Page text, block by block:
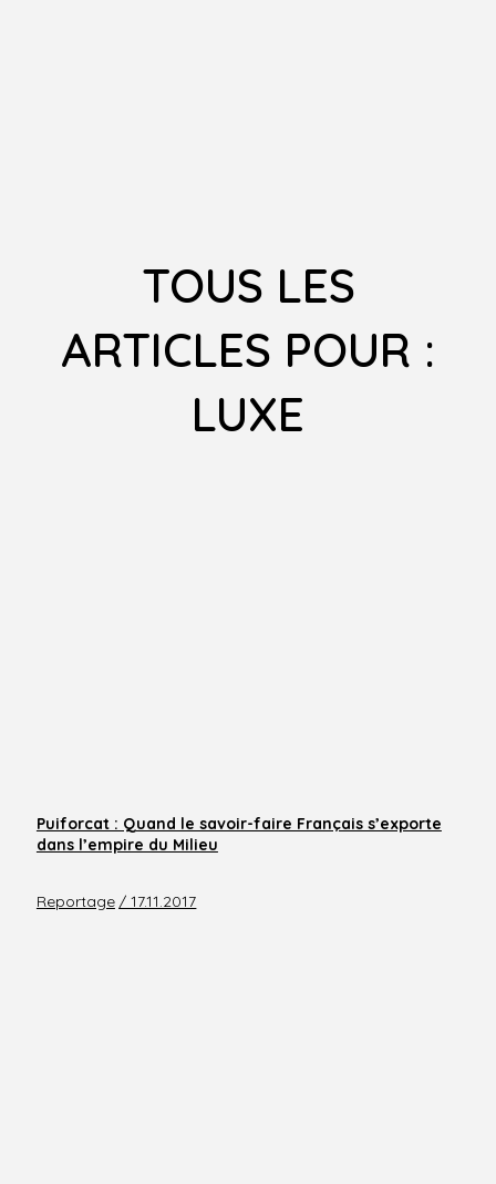
TOUS LES
ARTICLES POUR :
LUXE
Puiforcat : Quand le savoir-faire Français s’exporte
dans l’empire du Milieu
Reportage / 17.11.2017